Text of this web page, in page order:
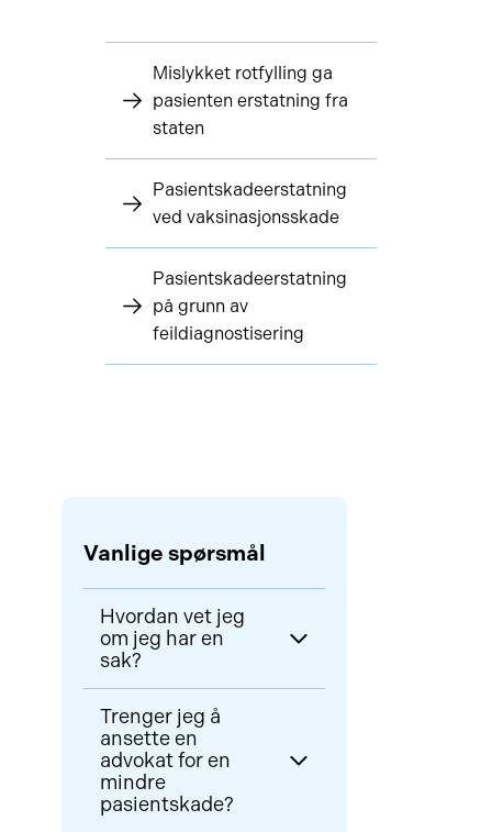
Mislykket rotfylling ga
pasienten erstatning fra
staten
Pasientskadeerstatning
ved vaksinasjonsskade
Pasientskadeerstatning
på grunn av
feildiagnostisering
Vanlige spørsmål
Hvordan vet jeg
om jeg har en
sak?
følge av medisinsk
behandling, kan du ha rett på
erstatning. Det er viktig å
dokumentere skadene og
Trenger jeg å
ansette en
advokat for en
mindre
pasientskade?